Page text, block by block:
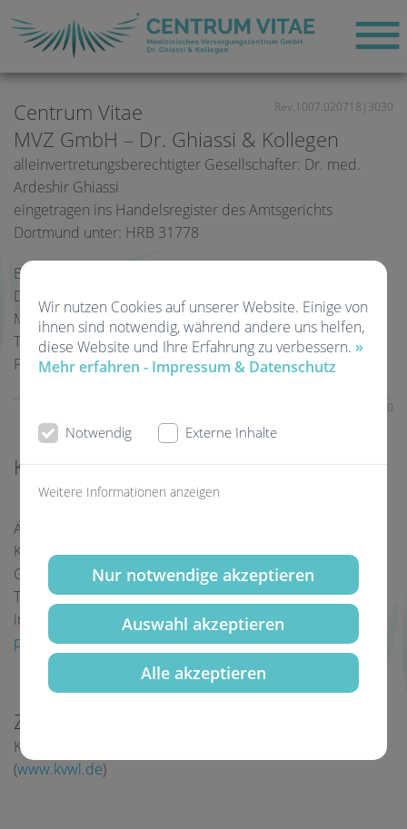
Rev.1007.020718|3030
Centrum Vitae
MVZ GmbH – Dr. Ghiassi & Kollegen
alleinvertretungsberechtigter Gesellschafter: Dr. med.
Ardeshir Ghiassi
eingetragen ins Handelsregister des Amtsgerichts
Dortmund unter: HRB 31778
Brackeler Hellweg 121
D-44309 Dortmund
Mail: mail@centrum-vitae.de
Tel.: (0231) 59 07 56
Fax.: (0231) 51 59 25
A.-Nr. 3030
Kammerzugehörigkeit:
Ärztekammer Westfalen-Lippe
Körperschaft des öffentlichen Rechts
Gartenstraße 210-214 · 48147 Münster
Tel.: 0251 929-0 · Fax: 0251 929-2999
internet:
https://www.aekwl.de· e-mail:
posteingang@aekwl.de
Zuständige Kassenärztliche Vereinigung:
Kassenärztliche Vereinigung Westfalen-Lippe
(www.kvwl.de)
Wir nutzen Cookies auf unserer Website. Einige von
ihnen sind notwendig, während andere uns helfen,
diese Website und Ihre Erfahrung zu verbessern. »
Mehr erfahren - Impressum & Datenschutz
Notwendig Externe Inhalte
Weitere Informationen anzeigen
Nur notwendige akzeptieren
Auswahl akzeptieren
Alle akzeptieren